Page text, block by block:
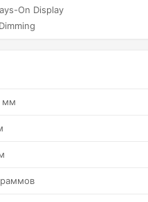
On Display
мм